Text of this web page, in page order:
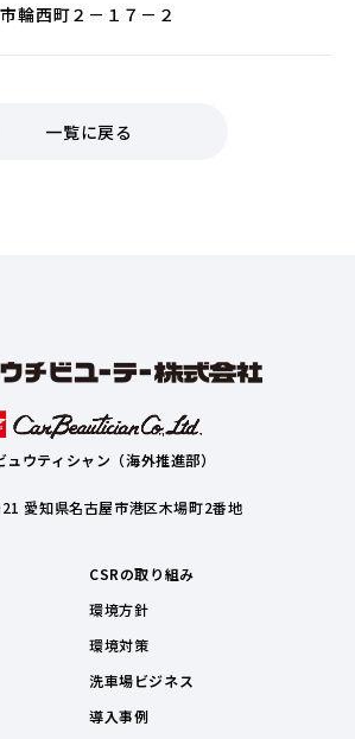
輪西町２－１７－２
一覧に戻る
ュウティシャン（海外推進部）
愛知県名古屋市港区木場町2番地
CSRの取り組み
環境方針
環境対策
洗車場ビジネス
導入事例